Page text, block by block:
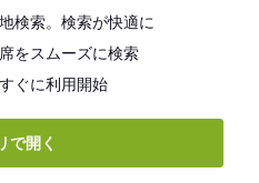
検索。検索が快適に
をスムーズに検索
ぐに利用開始
で開く